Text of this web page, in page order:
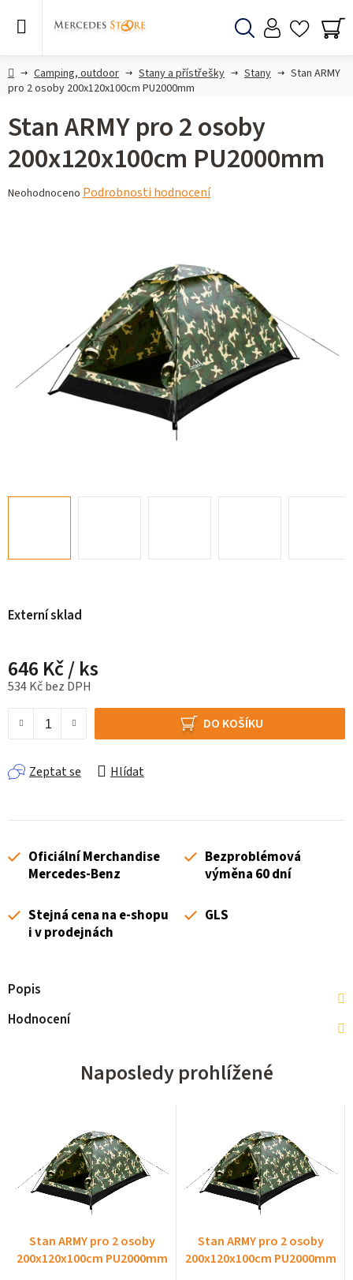
DomůCamping, outdoor Stany a přístřešky Stany
Stan ARMY
pro 2 osoby 200x120x100cm PU2000mm
Externí sklad
646 Kč/ ks
534 Kč bez DPH
DO KOŠÍKU
Zeptat se Hlídat
Stan ARMY pro 2 osoby
200x120x100cm PU2000mm
Průměrné
Neohodnoceno Podrobnosti hodnocení
Oficiální Merchandise
Mercedes-Benz
Bezproblémová
výměna 60 dní
Stejná cena na e-shopu
i v prodejnách
GLS
Popis
Hodnocení
Naposledy prohlížené
Stan ARMY pro 2 osoby
200x120x100cm PU2000mm
Stan ARMY pro 2 osoby
200x120x100cm PU2000mm